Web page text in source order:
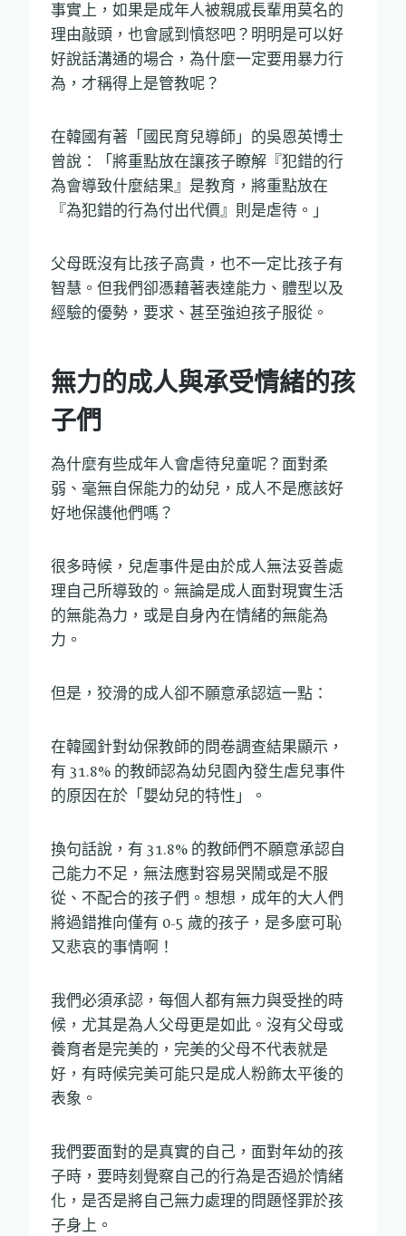
事實上，如果是成年人被親戚長輩用莫名的
理由敲頭，也會感到憤怒吧？明明是可以好
好說話溝通的場合，為什麼一定要用暴力行
為，才稱得上是管教呢？
在韓國有著「國民育兒導師」的吳恩英博士
曾說：「將重點放在讓孩子瞭解『犯錯的行
為會導致什麼結果』是教育，將重點放在
『為犯錯的行為付出代價』則是虐待。」
父母既沒有比孩子高貴，也不一定比孩子有
智慧。但我們卻憑藉著表達能力、體型以及
經驗的優勢，要求、甚至強迫孩子服從。
無力的成人與承受情緒的孩
子們
為什麼有些成年人會虐待兒童呢？面對柔
弱、毫無自保能力的幼兒，成人不是應該好
好地保謢他們嗎？
很多時候，兒虐事件是由於成人無法妥善處
理自己所導致的。無論是成人面對現實生活
的無能為力，或是自身內在情緒的無能為
力。
但是，狡滑的成人卻不願意承認這一點：
在韓國針對幼保教師的問卷調查結果顯示，
有 31.8% 的教師認為幼兒園內發生虐兒事件
的原因在於「嬰幼兒的特性」。
換句話說，有 31.8% 的教師們不願意承認自
己能力不足，無法應對容易哭鬧或是不服
從、不配合的孩子們。想想，成年的大人們
將過錯推向僅有 0-5 歲的孩子，是多麼可恥
又悲哀的事情啊！
我們必須承認，每個人都有無力與受挫的時
候，尤其是為人父母更是如此。沒有父母或
養育者是完美的，完美的父母不代表就是
好，有時候完美可能只是成人粉飾太平後的
表象。
我們要面對的是真實的自己，面對年幼的孩
子時，要時刻覺察自己的行為是否過於情緒
化，是否是將自己無力處理的問題怪罪於孩
子身上。